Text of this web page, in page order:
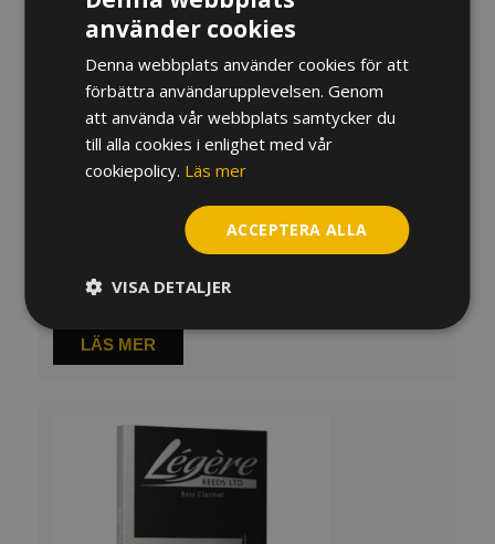
500kr
LÄS MER
använder cookies
Denna webbplats använder cookies för att
förbättra användarupplevelsen. Genom
att använda vår webbplats samtycker du
till alla cookies i enlighet med vår
cookiepolicy. Läs mer
ACCEPTERA ALLA
VISA DETALJER